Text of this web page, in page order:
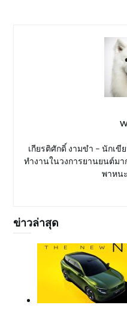
เกียรติศักดิ์ งามขำ – นักเขี
ทำงานในวงการยานยนต์ม
พาหน
ข่าวล่าสุด